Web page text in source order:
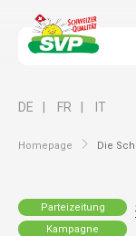
Homepage Die
DE FR IT
Parteizeitung
Kampagne